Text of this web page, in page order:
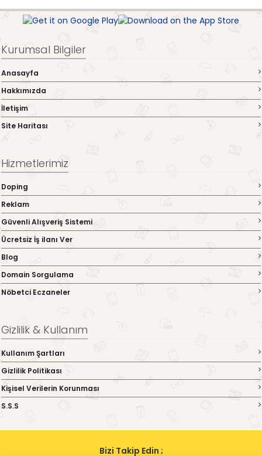
Kurumsal Bilgiler
Anasayfa
Hakkımızda
İletişim
Site Haritası
Hizmetlerimiz
Doping
Reklam
Güvenli Alışveriş Sistemi
Ücretsiz İş ilanı Ver
Blog
Domain Sorgulama
Nöbetci Eczaneler
Gizlilik & Kullanım
Kullanım Şartları
Gizlilik Politikası
Kişisel Verilerin Korunması
S.S.S
Bizi Takip Edin ;